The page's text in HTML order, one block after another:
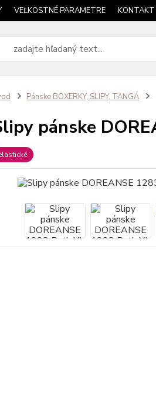
VEĽKOSTNÉ PARAMETRE KONTAKT
Pánske BOXERKY, SLIPY, TANGÁ
pánske